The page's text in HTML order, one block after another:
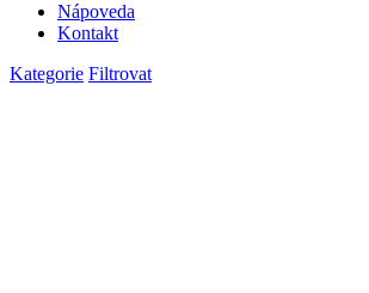
Nápoveda
Kontakt
Kategorie Filtrovat